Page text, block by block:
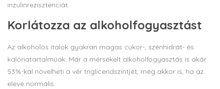
inzulinrezisztenciát.
Korlátozza az alkoholfogyasztást
Az alkoholos italok gyakran magas cukor-, szénhidrát- és
kalóriatartalmúak. Már a mérsékelt alkoholfogyasztás is akár
53%-kal növelheti a vér trigliceridszintjét, még akkor is, ha az
eleve normális.